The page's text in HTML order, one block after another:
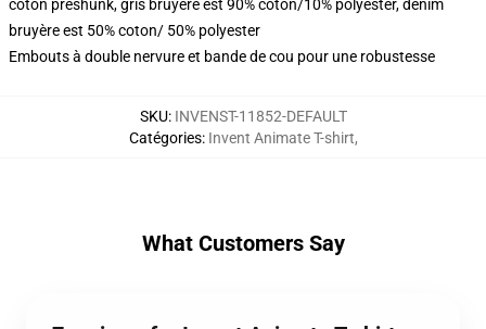
coton preshunk, gris bruyère est 90% coton/10% polyester, denim
bruyère est 50% coton/ 50% polyester
Embouts à double nervure et bande de cou pour une robustesse
SKU: INVENST-11852-DEFAULT
Catégories: Invent Animate T-shirt,
What Customers Say